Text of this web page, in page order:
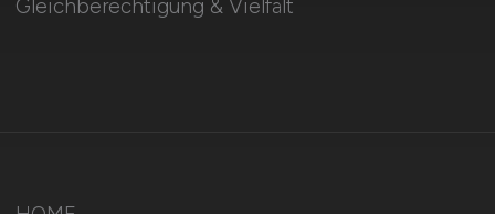
Gleichberechtigung & Vielfalt